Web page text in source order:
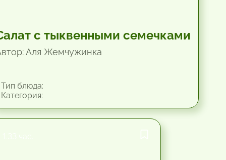
с тыквенными семечками
Аля Жемчужинка
блюда: